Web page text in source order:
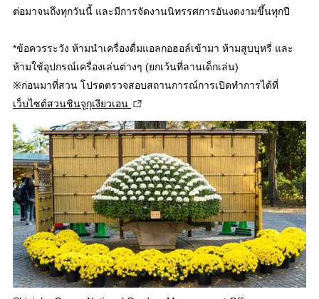
ต่อมาจนถึงทุกวันนี้ และมีการจัดงานนิทรรศการอันงดงามขึ้นทุกปี
*ข้อควรระวัง ห้ามนำเครื่องดื่มแอลกอฮอล์เข้ามา ห้ามสูบบุหรี่ และ
ห้ามใช้อุปกรณ์เครื่องเล่นต่างๆ (ยกเว้นที่ลานเด็กเล่น)
※ก่อนมาที่สวน โปรดตรวจสอบสถานการณ์การเปิดทำการได้ที่
เว็บไซต์สวนชินจูกุเงียวเอน